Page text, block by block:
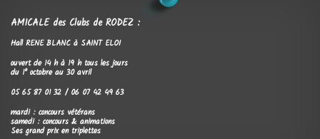
AMICALE des Clubs de RODEZ :
Hall RENE BLANC à SAINT ELOI
ouvert de 14 h à 19 h tous les jours
du 1° octobre au 30 avril
05 65 87 01 32 / 06 07 42 49 63
mardi : concours vétérans
samedi : concours & animations
Ses grand prix en triplettes